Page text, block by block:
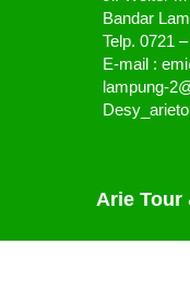
Bandar
Telp. 0721
E-mail :
lampung-
Arie Tour